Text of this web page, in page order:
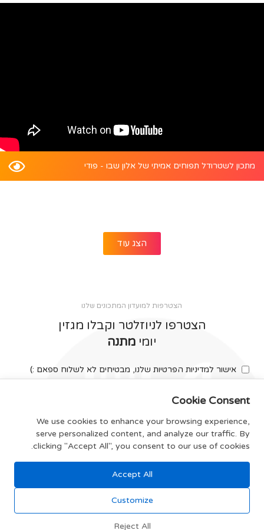
מתכון לשטרודל תפוחים אמיתי של אלון שבו - פודי
הצג עוד
הצטרפות למועדון המתכונים שלנו
הצטרפו לניוזלטר וקבלו מגזין
יומי מתנה
אישור למדיניות הפרטיות שלנו, מבטיחים לא לשלוח ספאם :)
צרפו אותי
תקנון האתר
Cookie Consent
We use cookies to enhance your browsing experience,
serve personalized content, and analyze our traffic. By
clicking "Accept All", you consent to our use of cookies.
Accept All
Customize
Reject All